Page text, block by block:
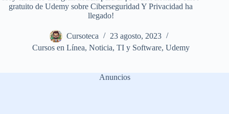
gratuito de Udemy sobre Ciberseguridad Y Privacidad ha
llegado!
Cursoteca
23 agosto, 2023
Cursos en Línea,Noticia,TI y Software,Udemy
Anuncios